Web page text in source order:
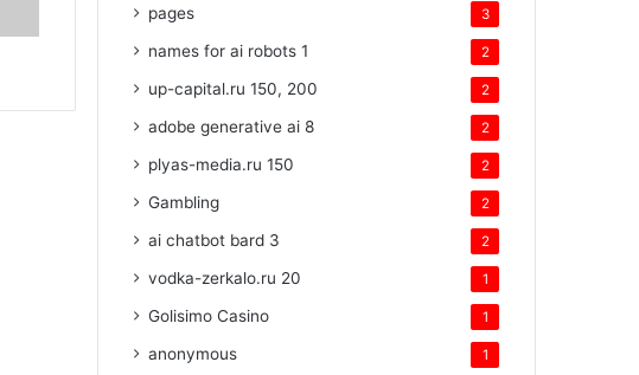
pages 3
names for ai robots 1 2
up-capital.ru 150, 200 2
adobe generative ai 8 2
plyas-media.ru 150 2
Gambling 2
ai chatbot bard 3 2
vodka-zerkalo.ru 20 1
Golisimo Casino 1
anonymous 1